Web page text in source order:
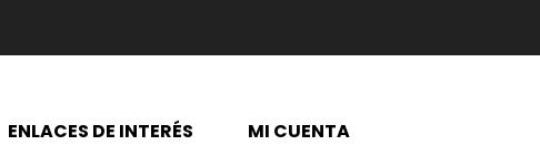
ENLACES DE INTERÉS MI CUENTA